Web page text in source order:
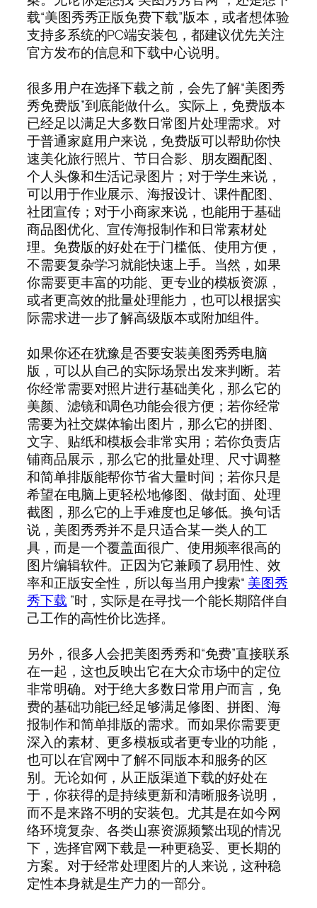
载“美图秀秀正版免费下载”版本，或者想体验
支持多系统的PC端安装包，都建议优先关注
官方发布的信息和下载中心说明。
很多用户在选择下载之前，会先了解“美图秀
秀免费版”到底能做什么。实际上，免费版本
已经足以满足大多数日常图片处理需求。对
于普通家庭用户来说，免费版可以帮助你快
速美化旅行照片、节日合影、朋友圈配图、
个人头像和生活记录图片；对于学生来说，
可以用于作业展示、海报设计、课件配图、
社团宣传；对于小商家来说，也能用于基础
商品图优化、宣传海报制作和日常素材处
理。免费版的好处在于门槛低、使用方便，
不需要复杂学习就能快速上手。当然，如果
你需要更丰富的功能、更专业的模板资源，
或者更高效的批量处理能力，也可以根据实
际需求进一步了解高级版本或附加组件。
如果你还在犹豫是否要安装美图秀秀电脑
版，可以从自己的实际场景出发来判断。若
你经常需要对照片进行基础美化，那么它的
美颜、滤镜和调色功能会很方便；若你经常
需要为社交媒体输出图片，那么它的拼图、
文字、贴纸和模板会非常实用；若你负责店
铺商品展示，那么它的批量处理、尺寸调整
和简单排版能帮你节省大量时间；若你只是
希望在电脑上更轻松地修图、做封面、处理
截图，那么它的上手难度也足够低。换句话
说，美图秀秀并不是只适合某一类人的工
具，而是一个覆盖面很广、使用频率很高的
图片编辑软件。正因为它兼顾了易用性、效
率和正版安全性，所以每当用户搜索“ 美图秀
秀下载 ”时，实际是在寻找一个能长期陪伴自
己工作的高性价比选择。
另外，很多人会把美图秀秀和“免费”直接联系
在一起，这也反映出它在大众市场中的定位
非常明确。对于绝大多数日常用户而言，免
费的基础功能已经足够满足修图、拼图、海
报制作和简单排版的需求。而如果你需要更
深入的素材、更多模板或者更专业的功能，
也可以在官网中了解不同版本和服务的区
别。无论如何，从正版渠道下载的好处在
于，你获得的是持续更新和清晰服务说明，
而不是来路不明的安装包。尤其是在如今网
络环境复杂、各类山寨资源频繁出现的情况
下，选择官网下载是一种更稳妥、更长期的
方案。对于经常处理图片的人来说，这种稳
定性本身就是生产力的一部分。